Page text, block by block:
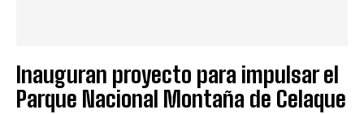
Inauguran proyecto para impulsar el
Parque Nacional Montaña de Celaque